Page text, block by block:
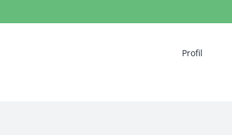
Profil